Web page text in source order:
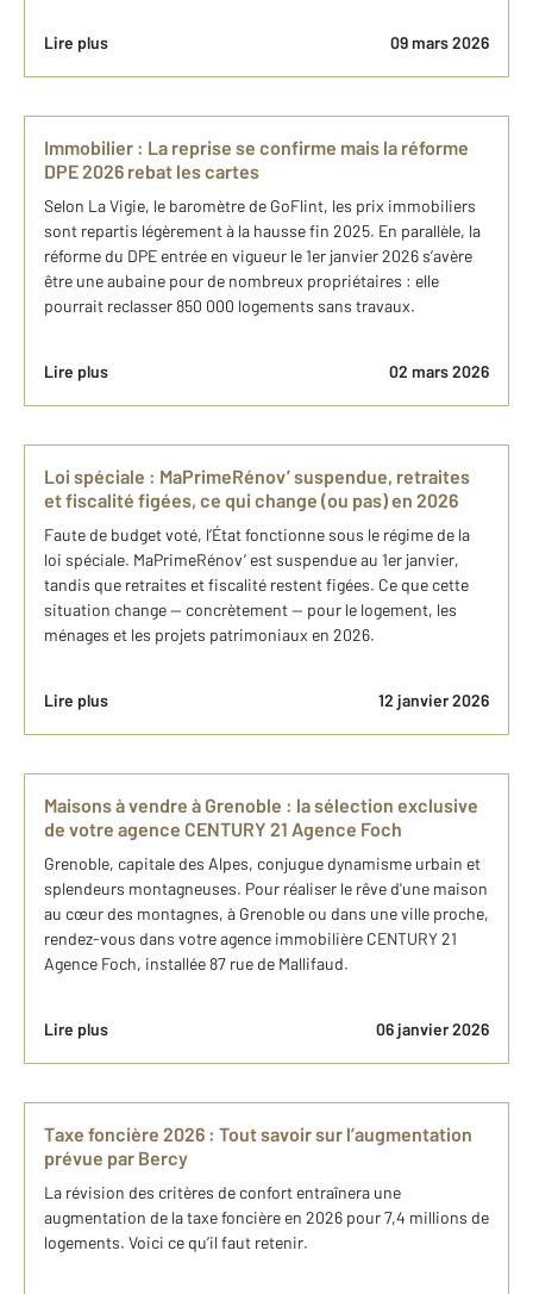
Lire plus 09 mars 2026
Immobilier : La reprise se confirme mais la réforme
DPE 2026 rebat les cartes
Selon La Vigie, le baromètre de GoFlint, les prix immobiliers
sont repartis légèrement à la hausse fin 2025. En parallèle, la
réforme du DPE entrée en vigueur le 1er janvier 2026 s’avère
être une aubaine pour de nombreux propriétaires : elle
pourrait reclasser 850 000 logements sans travaux.
Lire plus 02 mars 2026
Loi spéciale : MaPrimeRénov’ suspendue, retraites
et fiscalité figées, ce qui change (ou pas) en 2026
Faute de budget voté, l’État fonctionne sous le régime de la
loi spéciale. MaPrimeRénov’ est suspendue au 1er janvier,
tandis que retraites et fiscalité restent figées. Ce que cette
situation change — concrètement — pour le logement, les
ménages et les projets patrimoniaux en 2026.
Lire plus 12 janvier 2026
Maisons à vendre à Grenoble : la sélection exclusive
de votre agence CENTURY 21 Agence Foch
Grenoble, capitale des Alpes, conjugue dynamisme urbain et
splendeurs montagneuses. Pour réaliser le rêve d'une maison
au cœur des montagnes, à Grenoble ou dans une ville proche,
rendez-vous dans votre agence immobilière CENTURY 21
Agence Foch, installée 87 rue de Mallifaud.
Lire plus 06 janvier 2026
Taxe foncière 2026 : Tout savoir sur l’augmentation
prévue par Bercy
La révision des critères de confort entraînera une
augmentation de la taxe foncière en 2026 pour 7,4 millions de
logements. Voici ce qu’il faut retenir.